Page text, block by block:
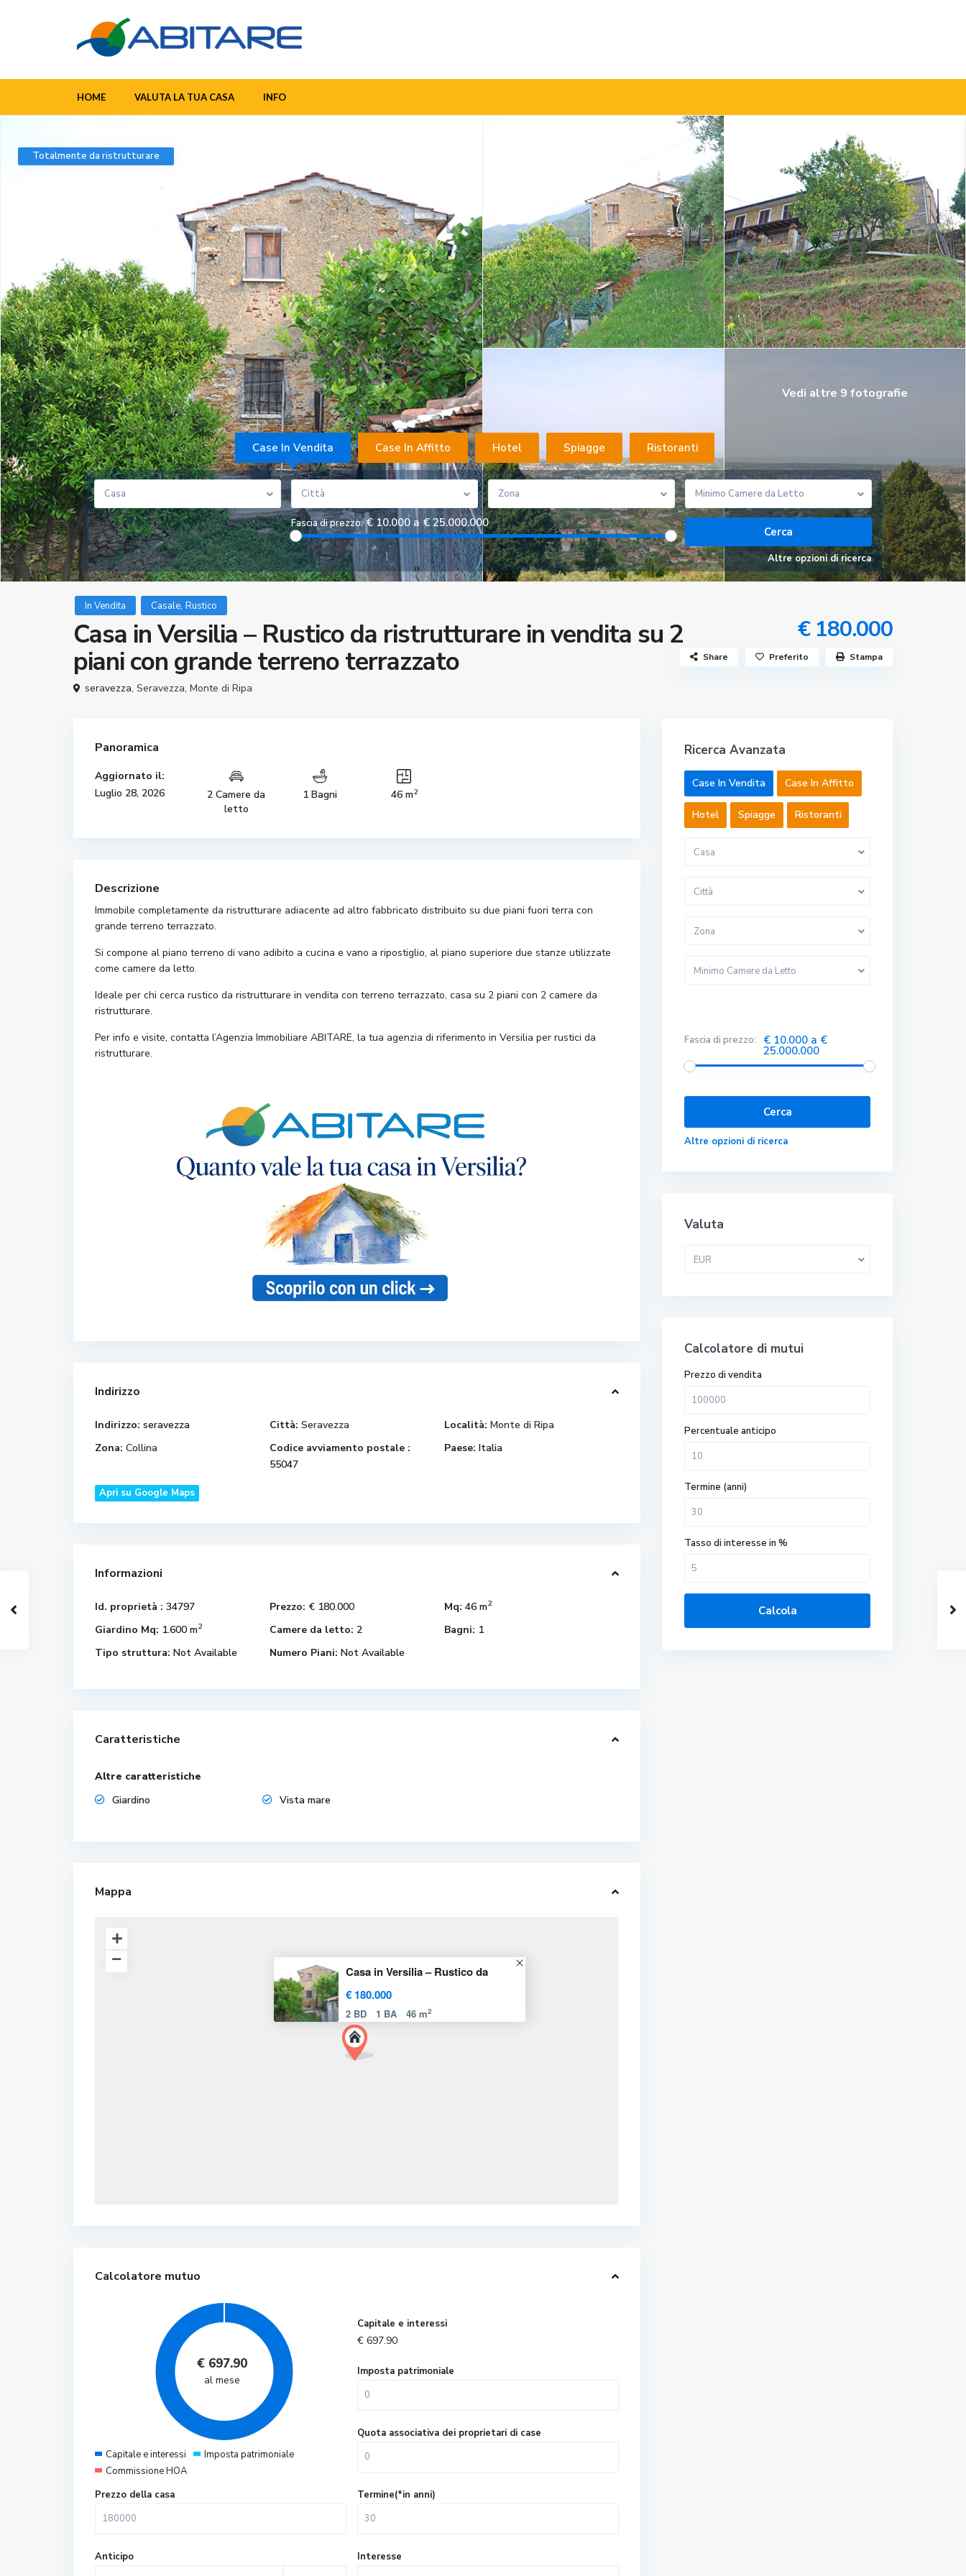
HOME VALUTA LA TUA CASA INFO
Totalmente da ristrutturare
Vedi altre 9 fotografie
Case In Vendita Case In Affitto Hotel Spiagge Ristoranti
Casa Città Zona Minimo Camere da Letto
Fascia di prezzo: € 10.000 a € 25.000.000
Altre opzioni di ricerca
In Vendita Casale, Rustico
Casa in Versilia – Rustico da ristrutturare in vendita su 2
piani con grande terreno terrazzato
€ 180.000
seravezza, Seravezza, Monte di Ripa
Share Preferito Stampa
Panoramica
Aggiornato il:
Luglio 28, 2026
2 Camere da
letto
1 Bagni 46 m2
Descrizione
Immobile completamente da ristrutturare adiacente ad altro fabbricato distribuito su due piani fuori terra con
grande terreno terrazzato.
Si compone al piano terreno di vano adibito a cucina e vano a ripostiglio, al piano superiore due stanze utilizzate
come camere da letto.
Ideale per chi cerca rustico da ristrutturare in vendita con terreno terrazzato, casa su 2 piani con 2 camere da
ristrutturare.
Per info e visite, contatta l’Agenzia Immobiliare ABITARE, la tua agenzia di riferimento in Versilia per rustici da
ristrutturare.
Indirizzo
Indirizzo: seravezza Città: Seravezza Località: Monte di Ripa
Zona: Collina
Codice avviamento postale :
55047
Paese: Italia
Apri su Google Maps
Informazioni
Id. proprietà : 34797 Prezzo: € 180.000 Mq: 46 m2
Giardino Mq: 1.600 m2 Camere da letto: 2 Bagni: 1
Tipo struttura: Not Available Numero Piani: Not Available
Caratteristiche
Altre caratteristiche
Giardino
Vista mare
Mappa
Casa in Versilia – Rustico da
€ 180.000
2 BD 1 BA 46 m2
Calcolatore mutuo
€ 697.90
al mese
Capitale e interessi
Imposta patrimoniale
Commissione HOA
Capitale e interessi
€ 697.90
Imposta patrimoniale
Quota associativa dei proprietari di case
Prezzo della casa
Anticipo
Termine(*in anni)
Interesse
Ricerca Avanzata
Case In Vendita Case In Affitto
Hotel Spiagge Ristoranti
Casa
Città
Zona
Minimo Camere da Letto
Fascia di prezzo: € 10.000 a €
25.000.000
Altre opzioni di ricerca
Valuta
EUR
Calcolatore di mutui
Prezzo di vendita
Percentuale anticipo
Termine (anni)
Tasso di interesse in %
Calcola